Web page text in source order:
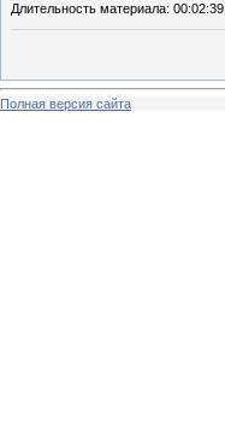
Длительность материала: 00:02:39
Полная версия сайта